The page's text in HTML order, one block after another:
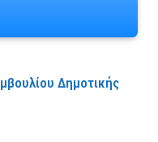
Δημοτικής